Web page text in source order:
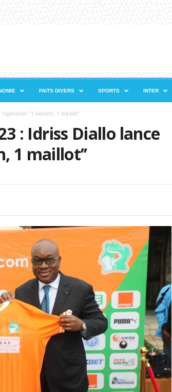
FAITS DIVERS SPORTS INTER
‘’1 Ivoirien, 1 maillot’’
: Idriss Diallo lance
1 maillot’’